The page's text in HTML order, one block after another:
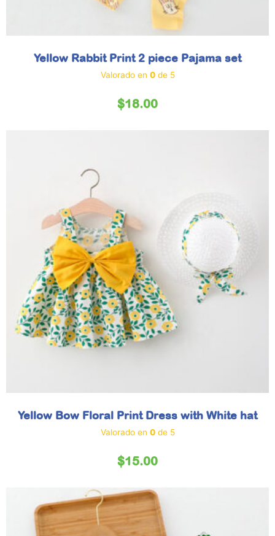
Yellow Rabbit Print 2 piece Pajama set
Valorado en 0de 5
$18.00
Yellow Bow Floral Print Dress with White hat
Valorado en 0de 5
$15.00